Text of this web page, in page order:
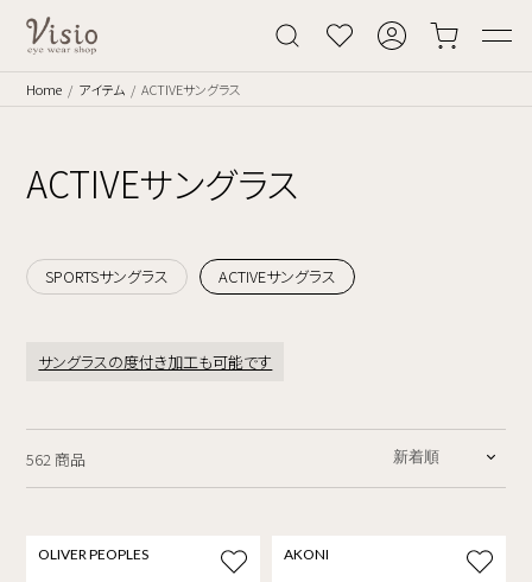
Home アイテム ACTIVEサングラス
ACTIVEサングラス
SPORTSサングラス ACTIVEサングラス
サングラスの度付き加工も可能です
562 商品
OLIVER PEOPLES AKONI